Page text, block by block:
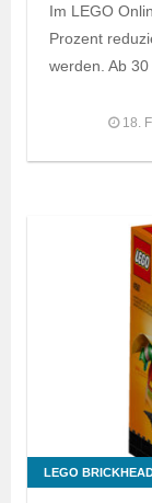
Im LEGO
Prozent
werden. Ab 30
18.
LEGO